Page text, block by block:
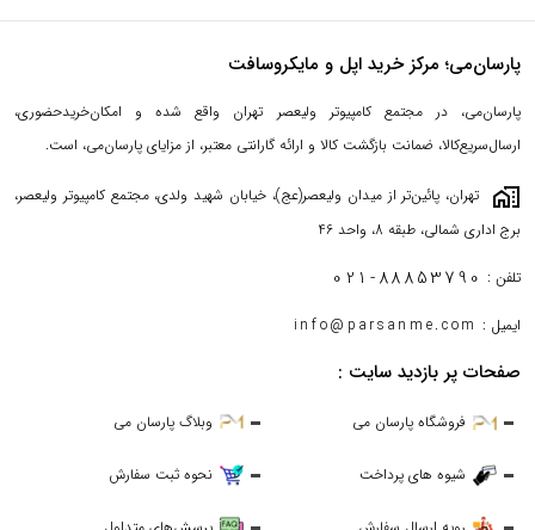
پارسان‌می؛ مرکز خرید اپل و مایکروسافت
پارسان‌می، در مجتمع کامپیوتر ولیعصر تهران واقع شده و امکان‌خریدحضوری،
ارسال‌سریع‌کالا، ضمانت بازگشت کالا و ارائه گارانتی معتبر، از مزایای پارسان‌می، است.
maps_home_work
تهران، پائین‌تر از میدان ولیعصر(عج)، خیابان شهید ولدی، مجتمع کامپیوتر ولیعصر،
برج اداری شمالی، طبقه 8، واحد 46
تلفن : 021-88853790
ایمیل : info@parsanme.com
صفحات پر بازدید سایت :
فروشگاه پارسان می وبلاگ پارسان می
شیوه های پرداخت نحوه ثبت سفارش